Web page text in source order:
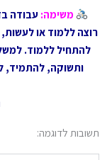
משימה: עבודה
רוצה ללמוד או
להתחיל ללמוד.
ותשוקה, להתמיד,
תשובות לדוגמה: